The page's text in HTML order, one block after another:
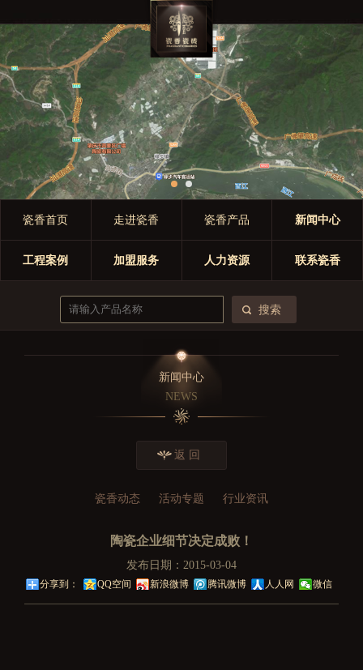
瓷香首页 走进瓷香 瓷香产品 新闻中心
工程案例 加盟服务 人力资源 联系瓷香
新闻中心
NEWS
返 回
瓷香动态 活动专题 行业资讯
陶瓷企业细节决定成败！
发布日期：2015-03-04
分享到： QQ空间 新浪微博 腾讯微博 人人网 微信